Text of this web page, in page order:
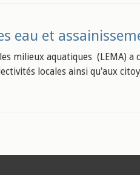
eau et
milieux aquatiques (LEMA) a
locales ainsi qu'aux